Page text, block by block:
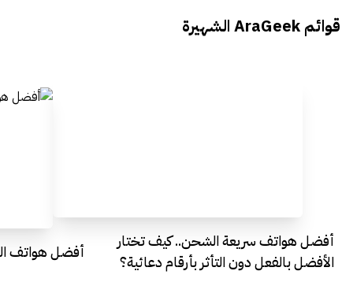
Everything Egypt
قوائم AraGeek الشهيرة
أفضل هواتف سريعة الشحن.. كيف تختار
الأفضل بالفعل دون التأثر بأرقام دعائية؟
أفضل هواتف